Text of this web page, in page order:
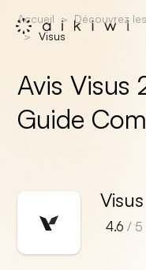
Accueil Découvrez
Visus
Avis Visus
Guide
Visus
4.6 / 5